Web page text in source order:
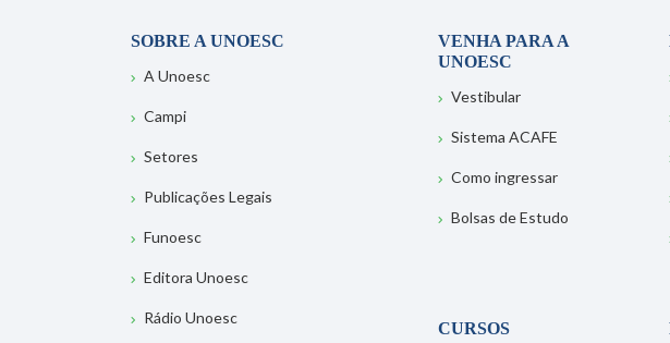
SOBRE A UNOESC
A Unoesc
Campi
Setores
Publicações Legais
Funoesc
Editora Unoesc
Rádio Unoesc
VENHA PARA A
UNOESC
Vestibular
Sistema ACAFE
Como ingressar
Bolsas de Estudo
CURSOS